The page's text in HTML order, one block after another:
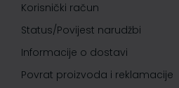
Korisnički račun
Status/Povijest narudžbi
Informacije o dostavi
Povrat proizvoda i reklamacije